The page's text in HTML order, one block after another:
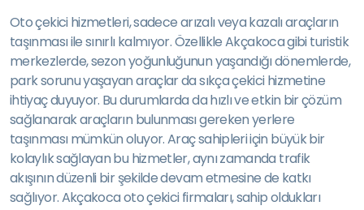
Oto çekici hizmetleri, sadece arızalı veya kazalı araçların
taşınması ile sınırlı kalmıyor. Özellikle Akçakoca gibi turistik
merkezlerde, sezon yoğunluğunun yaşandığı dönemlerde,
park sorunu yaşayan araçlar da sıkça çekici hizmetine
ihtiyaç duyuyor. Bu durumlarda da hızlı ve etkin bir çözüm
sağlanarak araçların bulunması gereken yerlere
taşınması mümkün oluyor. Araç sahipleri için büyük bir
kolaylık sağlayan bu hizmetler, aynı zamanda trafik
akışının düzenli bir şekilde devam etmesine de katkı
sağlıyor. Akçakoca oto çekici firmaları, sahip oldukları